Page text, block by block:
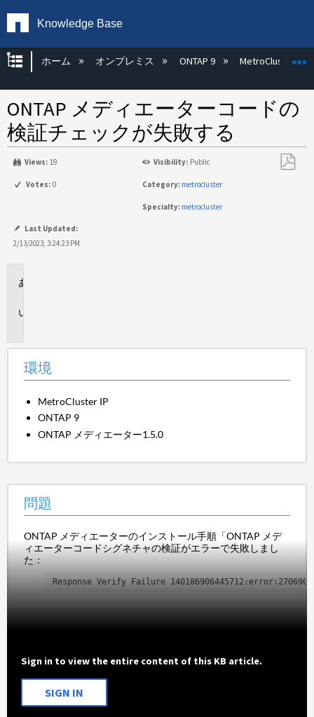
Knowledge Base
グローバル階層を展開/折りたたむ
ホーム オンプレミス ONTAP 9 MetroCluster
ONTAP メディエーターコードの
検証チェックが失敗する
Views: 19 Visibility: Public
Votes: 0 Category: metrocluster
Specialty: metrocluster
Last Updated:
2/13/2023, 3:24:23 PM
環境
MetroCluster IP
ONTAP 9
ONTAP メディエーター1.5.0
問題
ONTAP メディエーターのインストール手順「ONTAP メデ
ィエーターコードシグネチャの検証がエラーで失敗しまし
た：
Response Verify Failure
Sign in to view the entire content of this KB article.
SIGN IN